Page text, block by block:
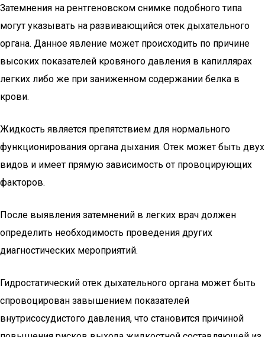
Затемнения на рентгеновском снимке подобного типа
могут указывать на развивающийся отек дыхательного
органа. Данное явление может происходить по причине
высоких показателей кровяного давления в капиллярах
легких либо же при заниженном содержании белка в
крови.
Жидкость является препятствием для нормального
функционирования органа дыхания. Отек может быть двух
видов и имеет прямую зависимость от провоцирующих
факторов.
После выявления затемнений в легких врач должен
определить необходимость проведения других
диагностических мероприятий.
Гидростатический отек дыхательного органа может быть
спровоцирован завышением показателей
внутрисосудистого давления, что становится причиной